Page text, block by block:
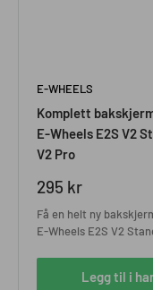
E-WHEELS
Komplett
E-Wheels E2S V2
V2 Pro
Salgspris
295 kr
Få en helt ny
E-Wheels E2S V2
Legg til i